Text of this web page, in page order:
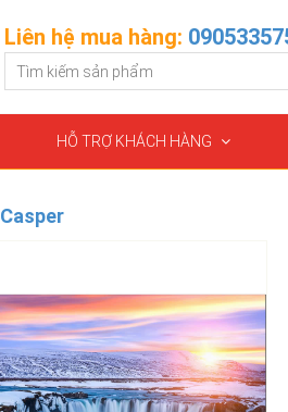
Liên hệ mua hàng:
HỖ TRỢ KHÁCH HÀNG